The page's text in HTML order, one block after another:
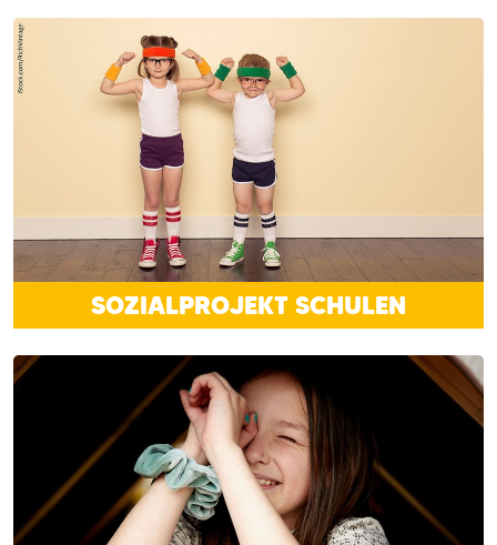
SOZIALPROJEKT SCHULEN